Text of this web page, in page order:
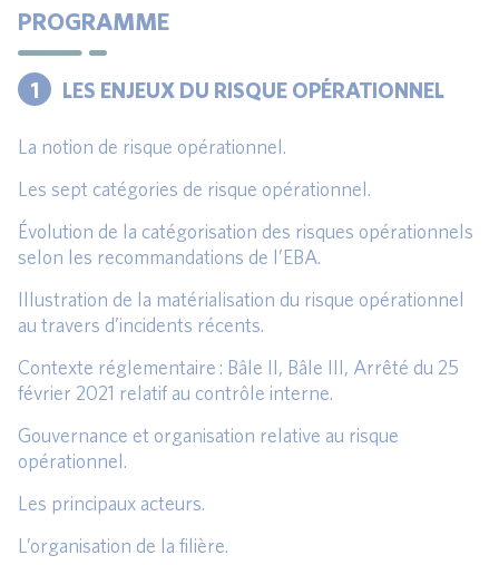
PROGRAMME
1 LES ENJEUX DU RISQUE OPÉRATIONNEL
La notion de risque opérationnel.
Les sept catégories de risque opérationnel.
Évolution de la catégorisation des risques opérationnels
selon les recommandations de l’EBA.
Illustration de la matérialisation du risque opérationnel
au travers d’incidents récents.
Contexte réglementaire : Bâle II, Bâle III, Arrêté du 25
février 2021 relatif au contrôle interne.
Gouvernance et organisation relative au risque
opérationnel.
Les principaux acteurs.
L’organisation de la filière.